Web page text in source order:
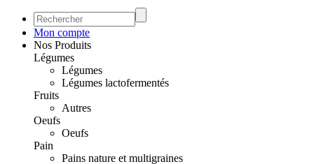
Mon compte
Nos Produits
Légumes
Légumes
Légumes lactofermentés
Fruits
Autres
Oeufs
Oeufs
Pain
Pains nature et multigraines